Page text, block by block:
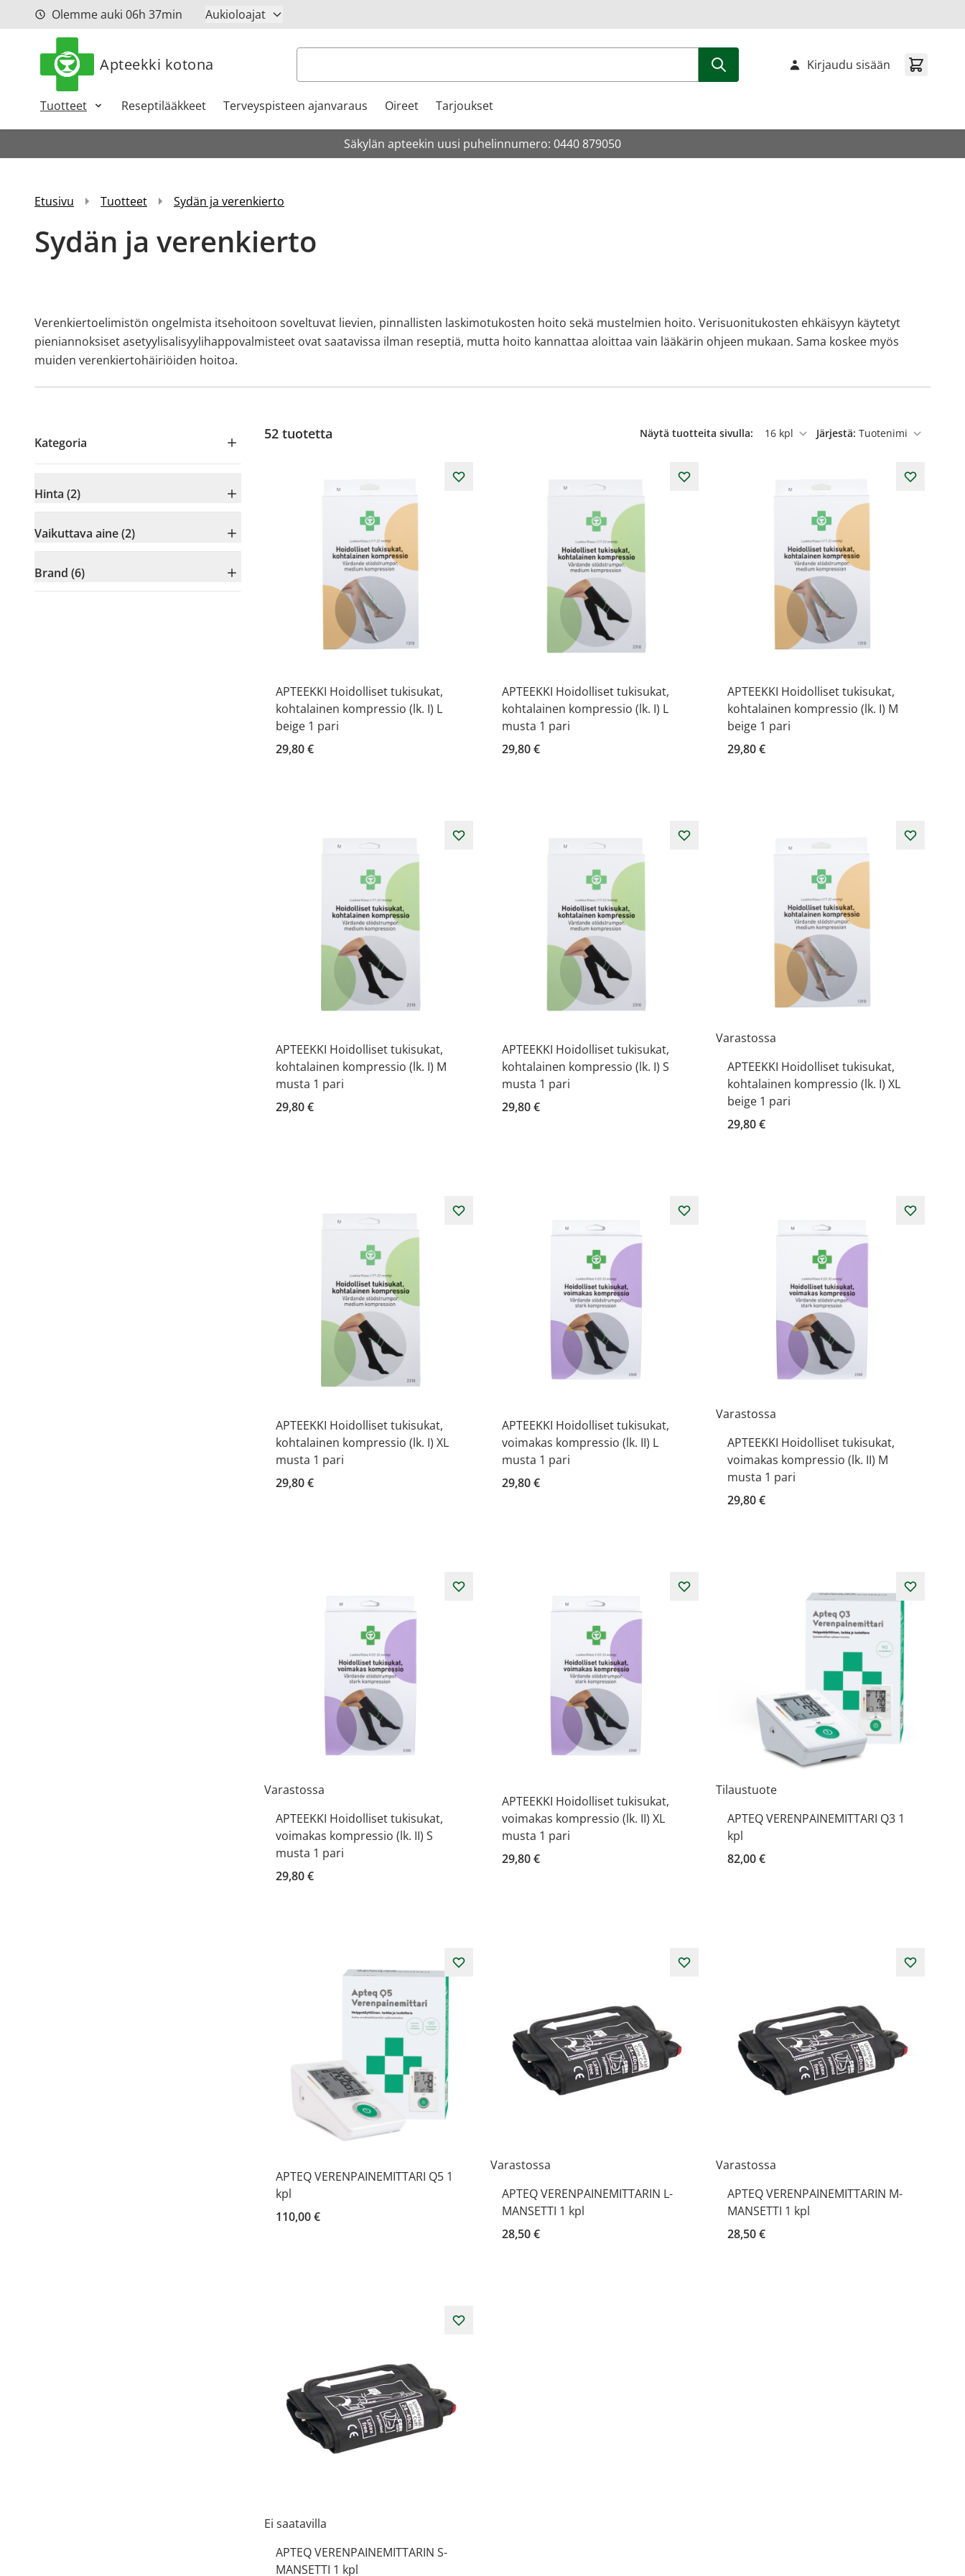
Siirry sisältöönOlemme auki 06h 37min Aukioloajat
Apteekki kotona Haku
Tuotteet Reseptilääkkeet Terveyspisteen ajanvaraus Oireet Tarjoukset
Kirjaudu sisään
Säkylän apteekin uusi puhelinnumero: 0440 879050
Etusivu Tuotteet Sydän ja verenkierto
Sydän ja verenkierto
Verenkiertoelimistön ongelmista itsehoitoon soveltuvat lievien, pinnallisten laskimotukosten hoito sekä mustelmien hoito. Verisuonitukosten ehkäisyyn käytetyt
pieniannoksiset asetyylisalisyylihappovalmisteet ovat saatavissa ilman reseptiä, mutta hoito kannattaa aloittaa vain lääkärin ohjeen mukaan. Sama koskee myös
muiden verenkiertohäiriöiden hoitoa.
Kategoria
Hinta (2)
Vaikuttava aine (2)
Brand (6)
52 tuotetta Näytä tuotteita sivulla:
per sivu
Järjestä:
APTEEKKI Hoidolliset tukisukat,
kohtalainen kompressio (lk. I) L
beige 1 pari
29,80 €
APTEEKKI Hoidolliset tukisukat,
kohtalainen kompressio (lk. I) L
musta 1 pari
29,80 €
APTEEKKI Hoidolliset tukisukat,
kohtalainen kompressio (lk. I) M
beige 1 pari
29,80 €
APTEEKKI Hoidolliset tukisukat,
kohtalainen kompressio (lk. I) M
musta 1 pari
29,80 €
APTEEKKI Hoidolliset tukisukat,
kohtalainen kompressio (lk. I) S
musta 1 pari
29,80 €
Varastossa
APTEEKKI Hoidolliset tukisukat,
kohtalainen kompressio (lk. I) XL
beige 1 pari
29,80 €
APTEEKKI Hoidolliset tukisukat,
kohtalainen kompressio (lk. I) XL
musta 1 pari
29,80 €
APTEEKKI Hoidolliset tukisukat,
voimakas kompressio (lk. II) L
musta 1 pari
29,80 €
Varastossa
APTEEKKI Hoidolliset tukisukat,
voimakas kompressio (lk. II) M
musta 1 pari
29,80 €
Varastossa
APTEEKKI Hoidolliset tukisukat,
voimakas kompressio (lk. II) S
musta 1 pari
29,80 €
APTEEKKI Hoidolliset tukisukat,
voimakas kompressio (lk. II) XL
musta 1 pari
29,80 €
Tilaustuote
APTEQ VERENPAINEMITTARI Q3 1
kpl
82,00 €
APTEQ VERENPAINEMITTARI Q5 1
kpl
110,00 €
Varastossa
APTEQ VERENPAINEMITTARIN L-
MANSETTI 1 kpl
28,50 €
Varastossa
APTEQ VERENPAINEMITTARIN M-
MANSETTI 1 kpl
28,50 €
Ei saatavilla
APTEQ VERENPAINEMITTARIN S-
MANSETTI 1 kpl